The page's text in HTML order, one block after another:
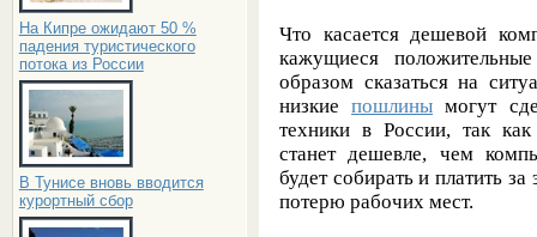
На Кипре ожидают 50 %
падения туристического
потока из России
В Тунисе вновь вводится
курортный сбор
Что касается дешевой
кажущиеся
образом сказаться на
низкиепошлины могут
техники в России, так как
станет дешевле, чем
будет собирать и платить
потерю рабочих мест.